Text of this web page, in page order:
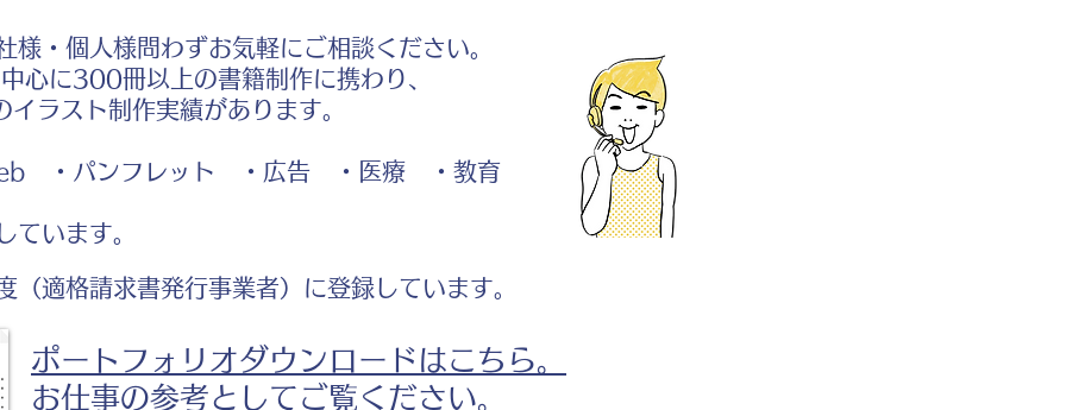
・個人様問わずお気軽にご相談ください。
に300冊以上の書籍制作に携わり、
ラスト制作実績があります。
・パンフレット ・広告 ・医療 ・教育
います。
適格請求書発行事業者）に登録しています。
ポートフォリオダウンロードはこちら。
お仕事の参考としてご覧ください。